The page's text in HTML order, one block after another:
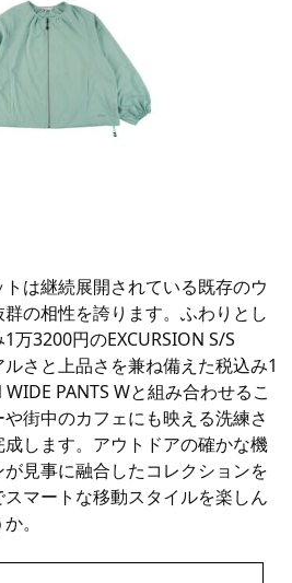
は継続展開されている既存のウ
の相性を誇ります。ふわりとし
万3200円のEXCURSION S/S
さと上品さを兼ね備えた税込み1
PANTS Wと組み合わせるこ
街中のカフェにも映える洗練さ
します。アウトドアの確かな機
見事に融合したコレクションを
マートな移動スタイルを楽しん
。